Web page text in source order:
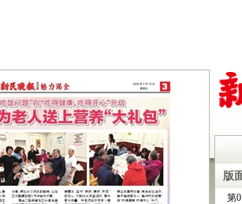
版
第